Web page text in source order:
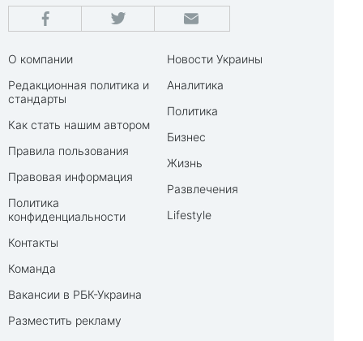
О компании
Редакционная политика и
стандарты
Как стать нашим автором
Правила пользования
Правовая информация
Политика
конфиденциальности
Контакты
Команда
Вакансии в РБК-Украина
Разместить рекламу
Новости Украины
Аналитика
Политика
Бизнес
Жизнь
Развлечения
Lifestyle